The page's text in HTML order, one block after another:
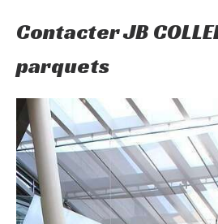
Contacter JB
parquets